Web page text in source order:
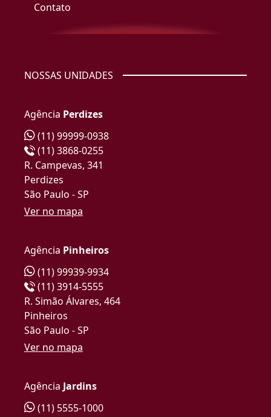
Contato
NOSSAS UNIDADES
Agência Perdizes
(11) 99999-0938
(11) 3868-0255
R. Campevas, 341
Perdizes
São Paulo - SP
Ver no mapa
Agência Pinheiros
(11) 99939-9934
(11) 3914-5555
R. Simão Álvares, 464
Pinheiros
São Paulo - SP
Ver no mapa
Agência Jardins
(11) 5555-1000